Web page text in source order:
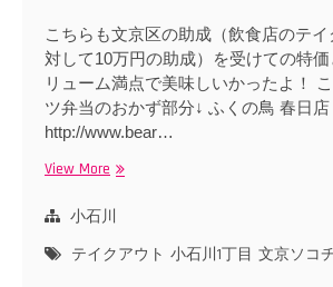
こちらも文京区の助成（飲食店のテ
対して10万円の助成）を受けての特
リューム満点で美味しいかったよ！
ツ弁当のおかず部分↓ ふくの鳥 春日店
http://www.bear…
View Moreふ
の
春
小石川
テイクアウト 小石川1丁目 文京ソコ